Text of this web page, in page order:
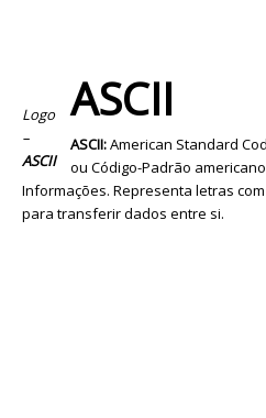
Logo
–
ASCII
ASCII
ASCII:American Standard
ou Código-Padrão
Informações. Representa letras
para transferir dados entre si.